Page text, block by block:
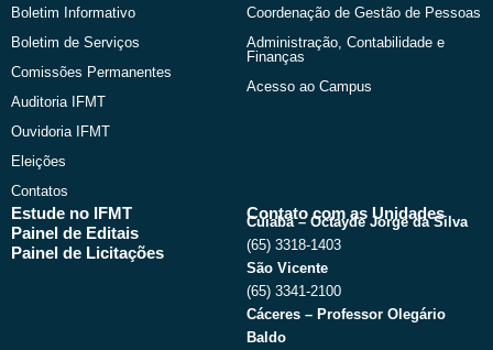
Boletim Informativo
Boletim de Serviços
Comissões Permanentes
Auditoria IFMT
Ouvidoria IFMT
Eleições
Contatos
Coordenação de Gestão de Pessoas
Administração, Contabilidade e
Finanças
Acesso ao Campus
Estude no IFMT
Painel de Editais
Painel de Licitações
Contato com as Unidades
Cuiabá – Octayde Jorge da Silva
(65) 3318-1403
São Vicente
(65) 3341-2100
Cáceres – Professor Olegário
Baldo